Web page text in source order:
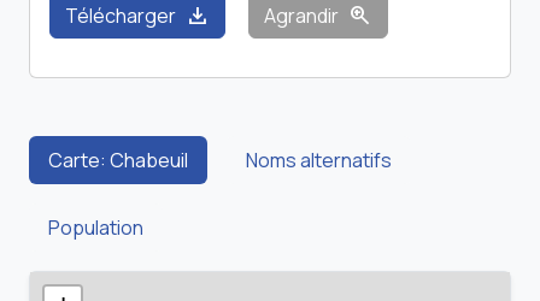
Télécharger download Agrandir zoom_in
Carte: Chabeuil Noms alternatifs
Population